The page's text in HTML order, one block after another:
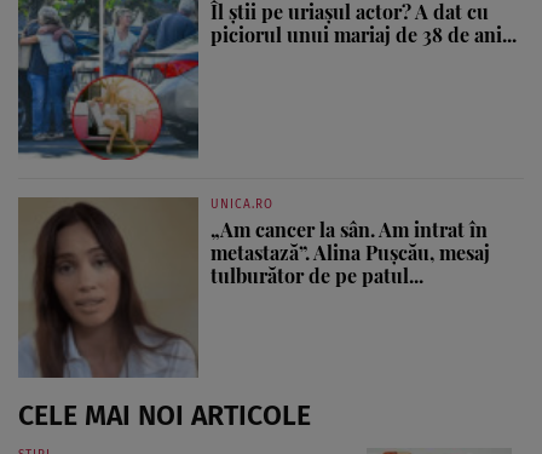
Îl știi pe uriașul actor? A dat cu
piciorul unui mariaj de 38 de ani...
UNICA.RO
„Am cancer la sân. Am intrat în
metastază”. Alina Pușcău, mesaj
tulburător de pe patul...
CELE MAI NOI ARTICOLE